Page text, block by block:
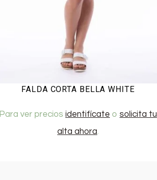
FALDA CORTA BELLA WHITE
Para ver precios identifícate o solicita tu
alta ahora.